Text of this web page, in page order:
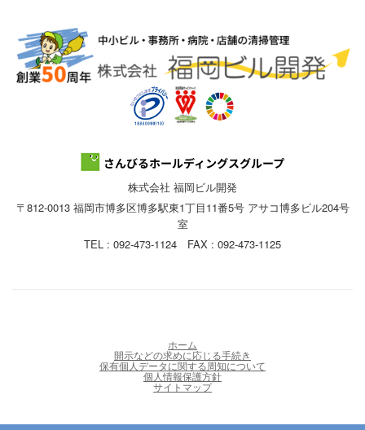
株式会社 福岡ビル開発
〒812-0013 福岡市博多区博多駅東1丁目11番5号 アサコ博多ビル204号
室
TEL : 092-473-1124 FAX : 092-473-1125
ホーム
開示などの求めに応じる手続き
保有個人データに関する周知について
個人情報保護方針
サイトマップ